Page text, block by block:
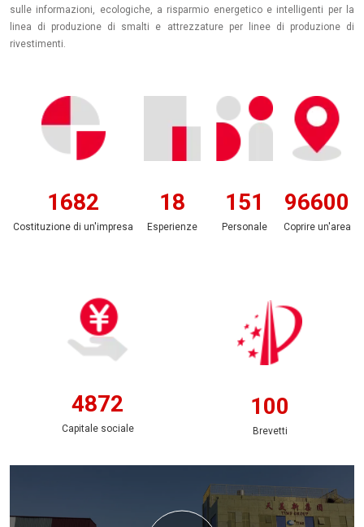
sulle informazioni, ecologiche, a risparmio energetico e intelligenti per la
linea di produzione di smalti e attrezzature per linee di produzione di
rivestimenti.
2003
Costituzione di un'impresa
22
Esperienze
180
Personale
115000
Coprire un'area
5800
Capitale sociale
120
Brevetti